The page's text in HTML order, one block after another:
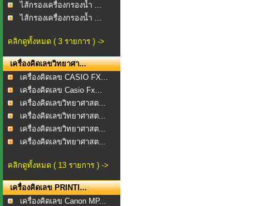
ไส้กรองเครื่องกรองน้ำ ...
ไส้กรองเครื่องกรองน้ำ ...
คลิกดูทั้งหมด ( 3 รายการ ) ->
เครื่องคิดเลขวิทยาศา...
เครื่องคิดเลข CASIO FX...
เครื่องคิดเลข Casio Fx...
เครื่องคิดเลขวิทยาศาสต...
เครื่องคิดเลขวิทยาศาสต...
เครื่องคิดเลขวิทยาศาสต...
เครื่องคิดเลขวิทยาศาสต...
คลิกดูทั้งหมด ( 13 รายการ ) ->
เครื่องคิดเลข PRINTI...
เครื่องคิดเลข Canon MP...